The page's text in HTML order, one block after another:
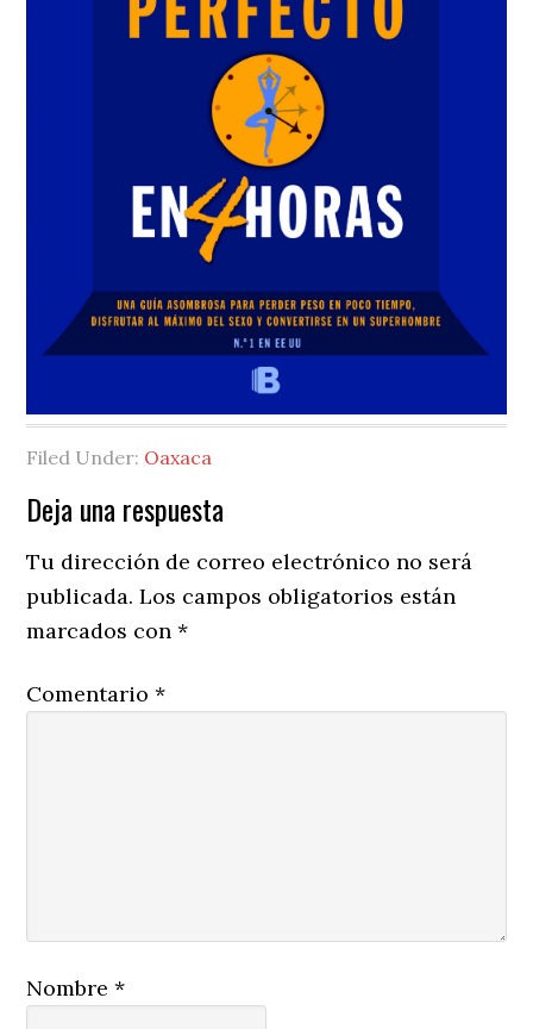
Filed Under: Oaxaca
Reader
Interactions
Deja una respuesta
Tu dirección de correo electrónico no será
publicada. Los campos obligatorios están
marcados con*
Comentario*
Nombre*